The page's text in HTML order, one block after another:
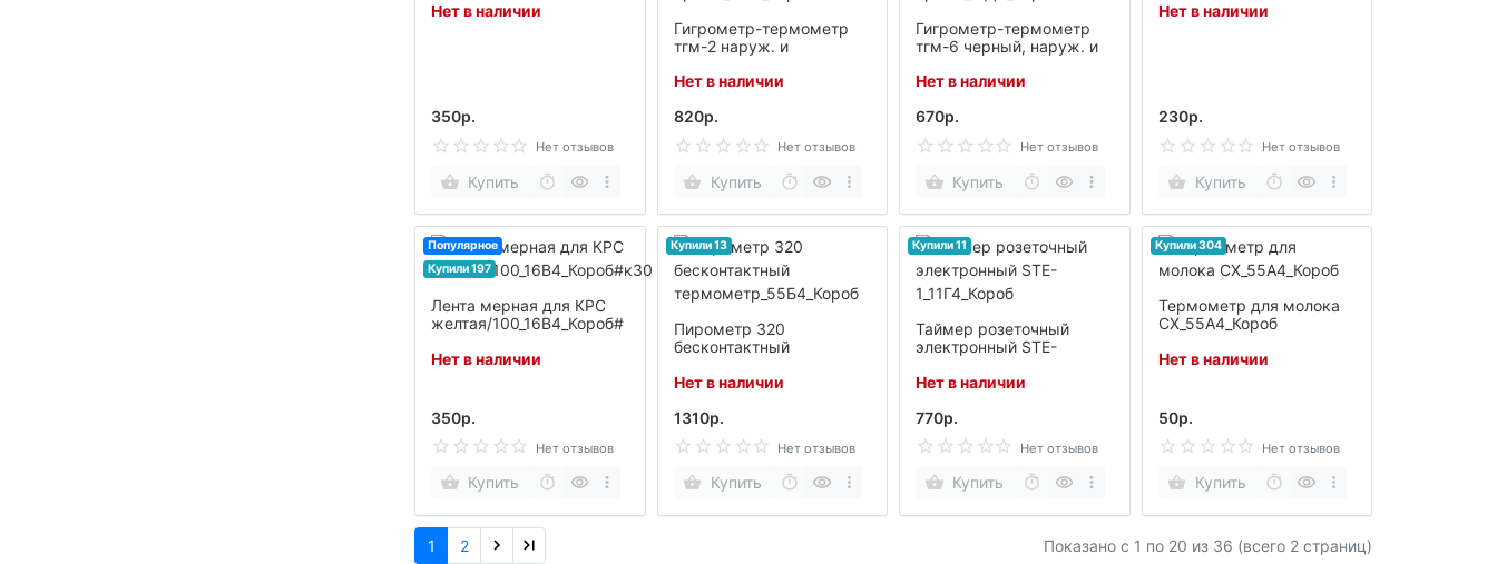
Нет в наличии
350р.
Нет отзывов
Купить
Гигрометр-термометр
тгм-2 наруж. и
герметичный датчик,
время_11Б2_Короб
Нет в наличии
820р.
Нет отзывов
Купить
Гигрометр-термометр
тгм-6 черный, наруж. и
герметичный датчик,
время_11Д4_Короб
Нет в наличии
670р.
Нет отзывов
Купить
Нет в наличии
230р.
Нет отзывов
Купить
Популярное
Купили 197
Лента мерная для КРС
желтая/100_16В4_Короб#
Нет в наличии
350р.
Нет отзывов
Купить
Купили 13
Пирометр 320
бесконтактный
Нет в наличии
1310р.
Нет отзывов
Купить
Купили 11
Таймер розеточный
электронный STE-
Нет в наличии
770р.
Нет отзывов
Купить
Купили 304
Термометр для молока
СХ_55А4_Короб
Нет в наличии
50р.
Нет отзывов
Купить
Показано с 1 по 20 из 36 (всего 2 страниц)
1 2